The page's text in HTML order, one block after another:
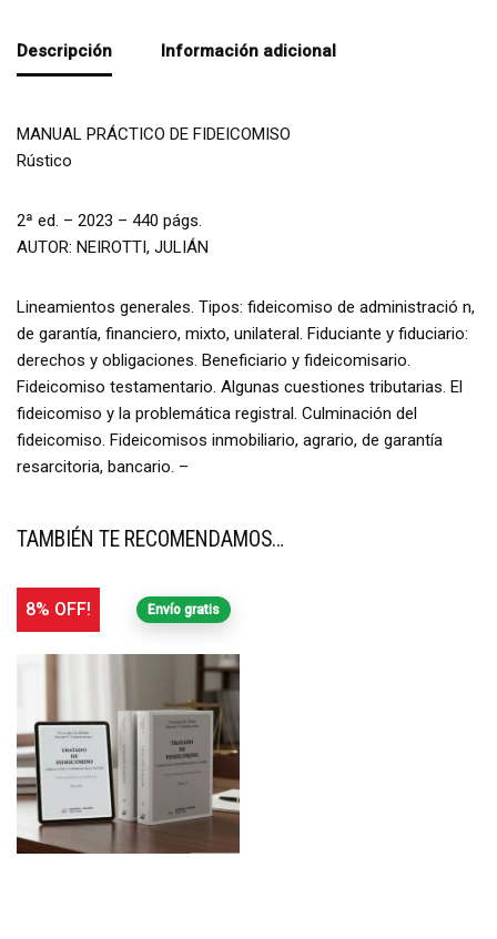
Descripción Información adicional
MANUAL PRÁCTICO DE FIDEICOMISO
Rústico
2ª ed. – 2023 – 440 págs.
AUTOR: NEIROTTI, JULIÁN
Lineamientos generales. Tipos: fideicomiso de administració n,
de garantía, financiero, mixto, unilateral. Fiduciante y fiduciario:
derechos y obligaciones. Beneficiario y fideicomisario.
Fideicomiso testamentario. Algunas cuestiones tributarias. El
fideicomiso y la problemática registral. Culminación del
fideicomiso. Fideicomisos inmobiliario, agrario, de garantía
resarcitoria, bancario. –
TAMBIÉN TE RECOMENDAMOS…
Envío gratis
8% OFF!